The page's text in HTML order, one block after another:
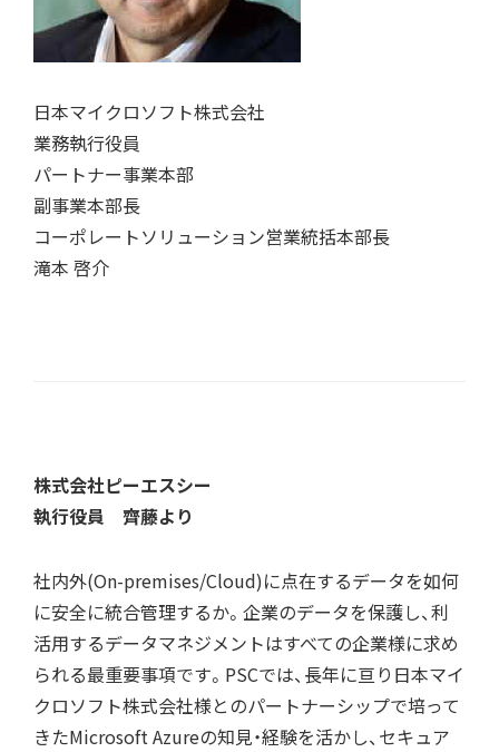
日本マイクロソフト株式会社
業務執行役員
パートナー事業本部
副事業本部長
コーポレートソリューション営業統括本部長
滝本 啓介
株式会社ピーエスシー
執行役員 齊藤より
社内外(On-premises/Cloud)に点在するデータを如何
に安全に統合管理するか。企業のデータを保護し、利
活用するデータマネジメントはすべての企業様に求め
られる最重要事項です。PSCでは、長年に亘り日本マイ
クロソフト株式会社様とのパートナーシップで培って
きたMicrosoft Azureの知見・経験を活かし、セキュア